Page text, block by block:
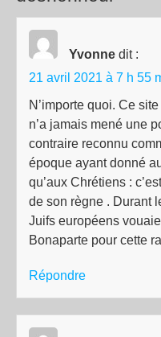
Yvonne dit :
21 avril 2021 à 7 h 55
N’importe quoi. Ce
n’a jamais mené une
contraire reconnu
époque ayant donné
qu’aux Chrétiens :
de son règne . Durant
Juifs européens
Bonaparte pour cette
Répondre